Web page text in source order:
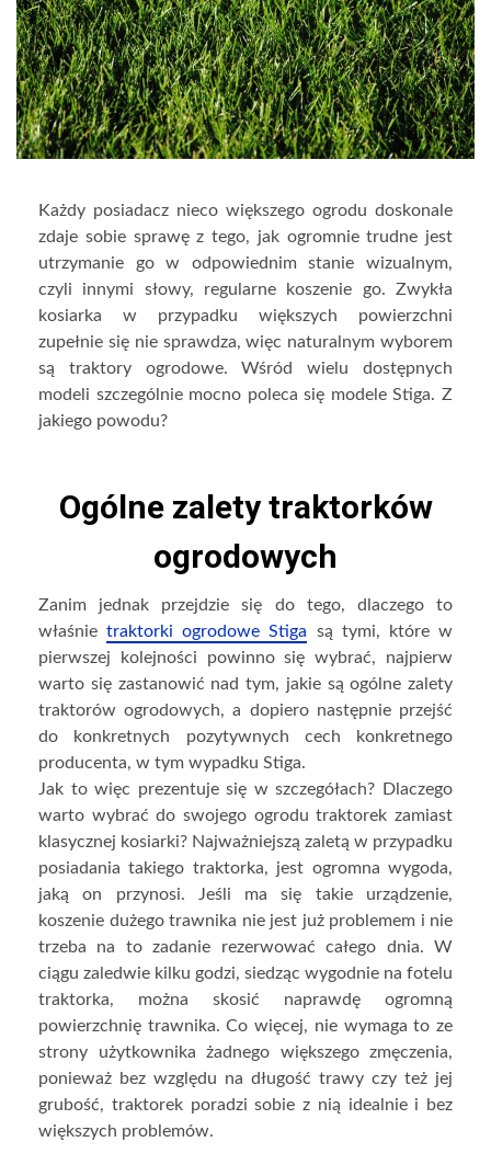
Każdy posiadacz nieco większego ogrodu doskonale
zdaje sobie sprawę z tego, jak ogromnie trudne jest
utrzymanie go w odpowiednim stanie wizualnym,
czyli innymi słowy, regularne koszenie go. Zwykła
kosiarka w przypadku większych powierzchni
zupełnie się nie sprawdza, więc naturalnym wyborem
są traktory ogrodowe. Wśród wielu dostępnych
modeli szczególnie mocno poleca się modele Stiga. Z
jakiego powodu?
Ogólne zalety traktorków
ogrodowych
Zanim jednak przejdzie się do tego, dlaczego to
właśnietraktorki ogrodowe Stiga są tymi, które w
pierwszej kolejności powinno się wybrać, najpierw
warto się zastanowić nad tym, jakie są ogólne zalety
traktorów ogrodowych, a dopiero następnie przejść
do konkretnych pozytywnych cech konkretnego
producenta, w tym wypadku Stiga.
Jak to więc prezentuje się w szczegółach? Dlaczego
warto wybrać do swojego ogrodu traktorek zamiast
klasycznej kosiarki? Najważniejszą zaletą w przypadku
posiadania takiego traktorka, jest ogromna wygoda,
jaką on przynosi. Jeśli ma się takie urządzenie,
koszenie dużego trawnika nie jest już problemem i nie
trzeba na to zadanie rezerwować całego dnia. W
ciągu zaledwie kilku godzi, siedząc wygodnie na fotelu
traktorka, można skosić naprawdę ogromną
powierzchnię trawnika. Co więcej, nie wymaga to ze
strony użytkownika żadnego większego zmęczenia,
ponieważ bez względu na długość trawy czy też jej
grubość, traktorek poradzi sobie z nią idealnie i bez
większych problemów.